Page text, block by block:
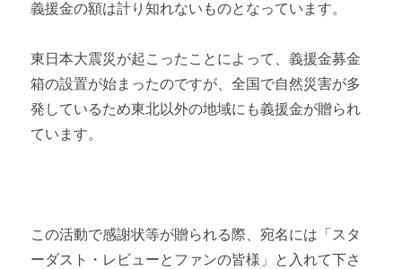
義援金の額は計り知れないものとなっています。
東日本大震災が起こったことによって、義援金募金
箱の設置が始まったのですが、全国で自然災害が多
発しているため東北以外の地域にも義援金が贈られ
ています。
この活動で感謝状等が贈られる際、宛名には「スタ
ーダスト・レビューとファンの皆様」と入れて下さ